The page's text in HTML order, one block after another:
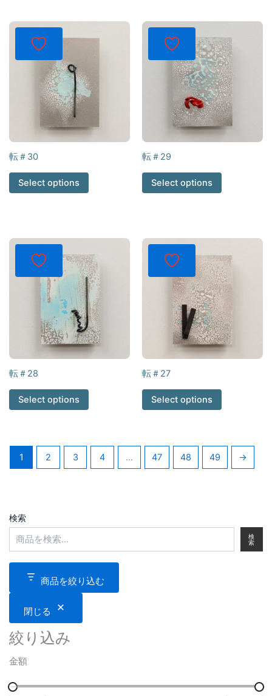
転＃30
Select options
転＃29
Select options
転＃28
Select options
転＃27
Select options
1 2 3 4 … 47 48 49 →
検索
検
索
商品を絞り込む
閉じる
絞り込み
金額